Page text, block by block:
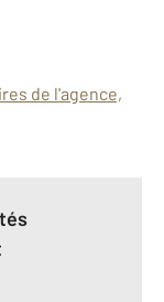
de l'agence,